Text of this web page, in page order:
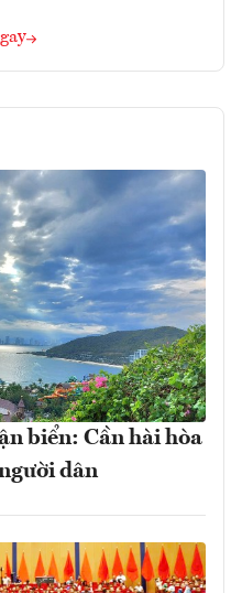
biển: Cần hài hòa
dân